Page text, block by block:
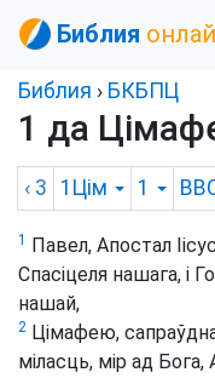
Библия
Библия › БКБПЦ
1 да
‹ 3 1Цім 1
1
Павел, Апостал
Спасіцеля нашага, і
нашай,
2 Цімафею,
міласць, мір ад Бога,